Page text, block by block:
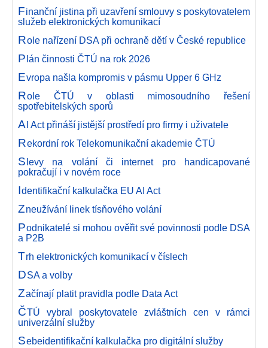
Finanční jistina při uzavření smlouvy s poskytovatelem
služeb elektronických komunikací
Role nařízení DSA při ochraně dětí v České republice
P lán činnosti ČTÚ na rok 2026
Evropa našla kompromis v pásmu Upper 6 GHz
Role ČTÚ v oblasti mimosoudního řešení
spotřebitelských sporů
A I Act přináší jistější prostředí pro firmy i uživatele
Rekordní rok Telekomunikační akademie ČTÚ
S levy na volání či internet pro handicapované
pokračují i v novém roce
Identifikační kalkulačka EU AI Act
Zneužívání linek tísňového volání
Podnikatelé si mohou ověřit své povinnosti podle DSA
a P2B
Trh elektronických komunikací v číslech
DSA a volby
Začínají platit pravidla podle Data Act
ČTÚ vybral poskytovatele zvláštních cen v rámci
univerzální služby
Sebeidentifikační kalkulačka pro digitální služby